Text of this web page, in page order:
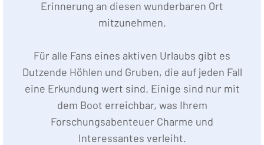
Erinnerung an diesen wunderbaren Ort
mitzunehmen.
Für alle Fans eines aktiven Urlaubs gibt es
Dutzende Höhlen und Gruben, die auf jeden Fall
eine Erkundung wert sind. Einige sind nur mit
dem Boot erreichbar, was Ihrem
Forschungsabenteuer Charme und
Interessantes verleiht.